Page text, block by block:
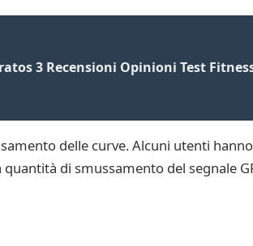
3 Recensioni Opinioni Test
delle curve. Alcuni utenti
di smussamento del segnale